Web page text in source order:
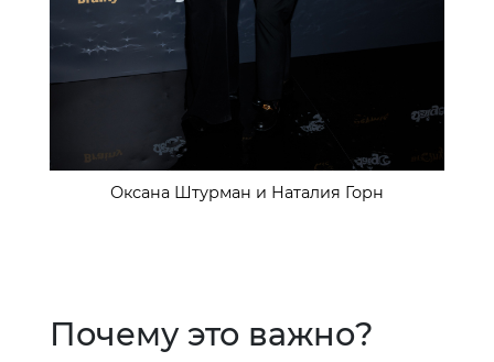
Оксана Штурман и Наталия Горн
Почему это важно?